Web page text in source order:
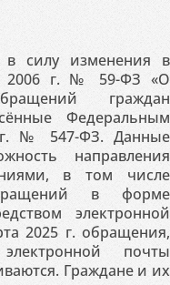
силу изменения в
2006 г. № 59-ФЗ «О
граждан
Федеральным
г. № 547-ФЗ. Данные
направления
в том числе
в форме
электронной
2025 г. обращения,
почты
Граждане и их